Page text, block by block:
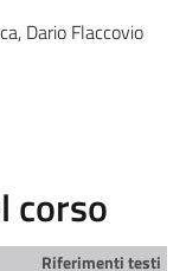
Dario Flaccovio
corso
Riferimenti testi